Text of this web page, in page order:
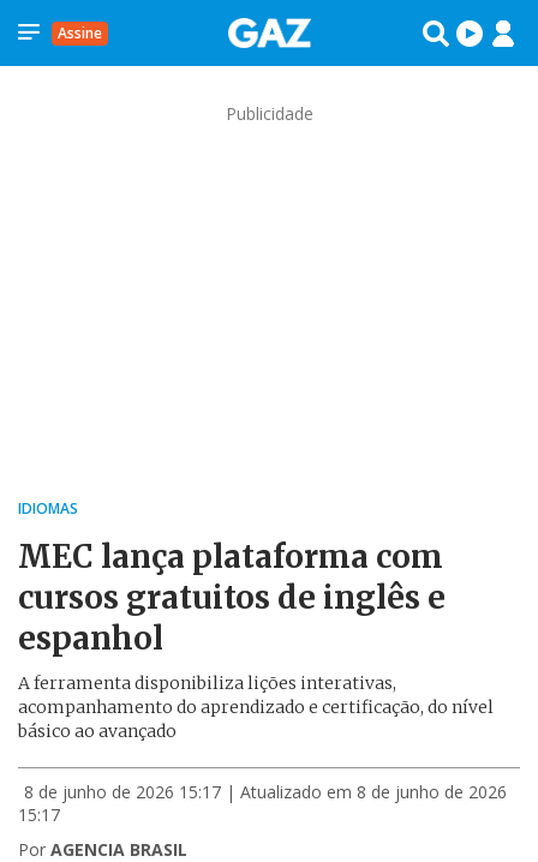
Assine
Publicidade
IDIOMAS
MEC lança plataforma com
cursos gratuitos de inglês e
espanhol
A ferramenta disponibiliza lições interativas,
acompanhamento do aprendizado e certificação, do nível
básico ao avançado
8 de junho de 2026 15:17 | Atualizado em 8 de junho de 2026
15:17
Por AGENCIA BRASIL